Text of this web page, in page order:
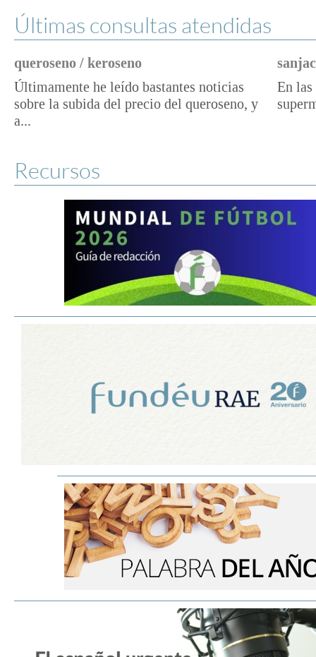
Últimas consultas atendidas
queroseno / keroseno
Últimamente he leído bastantes noticias
sobre la subida del precio del queroseno, y
a...
En las
Recursos